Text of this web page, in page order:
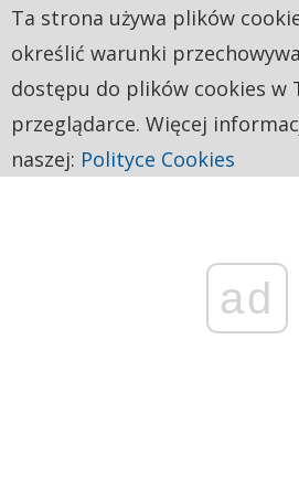
ad
Ta strona używa plików
określić warunki
dostępu do plików cookies w
przeglądarce. Więcej
naszej: Polityce Cookies